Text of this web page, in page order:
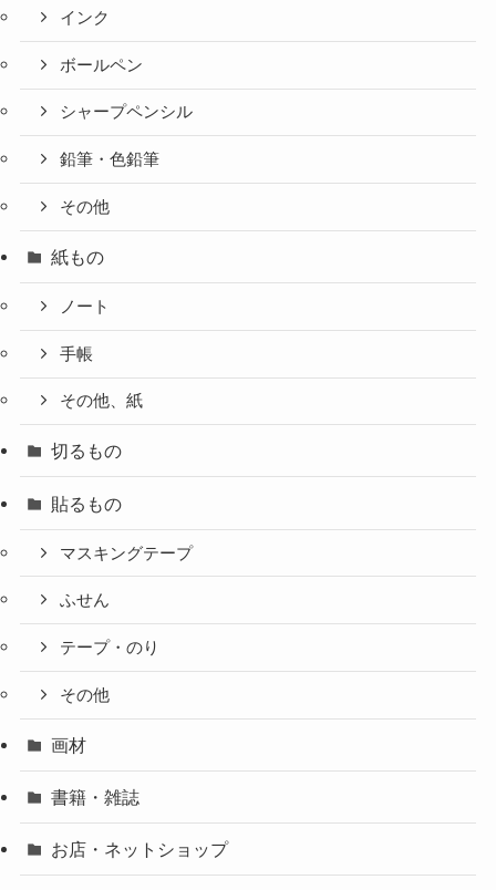
インク
ボールペン
シャープペンシル
鉛筆・色鉛筆
その他
紙もの
ノート
手帳
その他、紙
切るもの
貼るもの
マスキングテープ
ふせん
テープ・のり
その他
画材
書籍・雑誌
お店・ネットショップ